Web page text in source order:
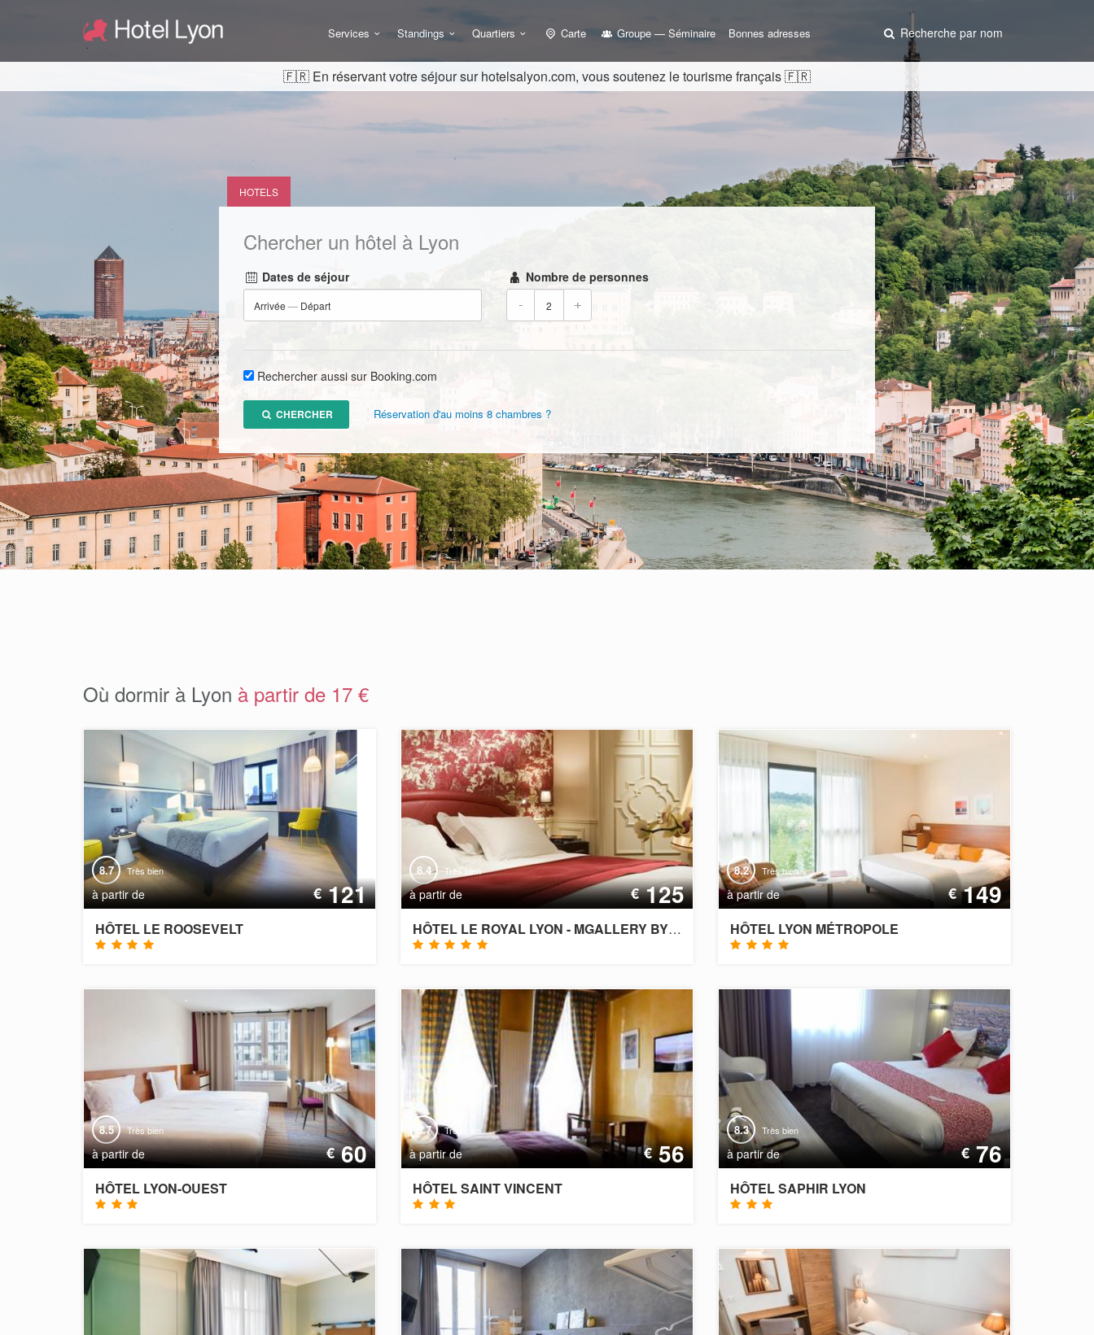
Services Standings Quartiers Carte Groupe — Séminaire Bonnes adresses Recherche par nom
En réservant votre séjour sur hotelsalyon.com, vous soutenez le tourisme français
HOTELS
Chercher un hôtel à Lyon
Dates de séjour
Arrivée —Départ
Nombre de personnes
- +
Rechercher aussi sur Booking.com
CHERCHER Réservation d'au moins 8 chambres ?
Où dormir à Lyon à partir de 17 €
8.7 Très bien
à partir de €121
HÔTEL LE ROOSEVELT
8.4 Très bien
à partir de €125
HÔTEL LE ROYAL LYON - MGALLERY BY SOFITEL
8.2 Très bien
à partir de €149
HÔTEL LYON MÉTROPOLE
8.5 Très bien
à partir de €60
HÔTEL LYON-OUEST
8.7 Très bien
à partir de €56
HÔTEL SAINT VINCENT
8.3 Très bien
à partir de €76
HÔTEL SAPHIR LYON